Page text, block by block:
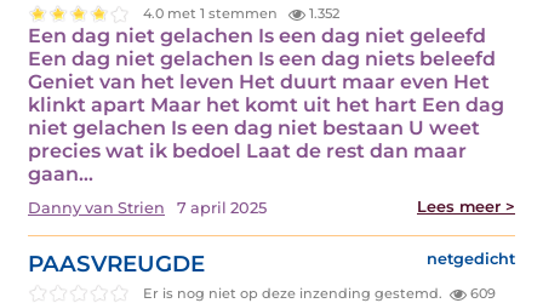
4.0 met 1 stemmen 1.352
Een dag niet gelachen Is een dag niet geleefd
Een dag niet gelachen Is een dag niets beleefd
Geniet van het leven Het duurt maar even Het
klinkt apart Maar het komt uit het hart Een dag
niet gelachen Is een dag niet bestaan U weet
precies wat ik bedoel Laat de rest dan maar
gaan…
Danny van Strien 7 april 2025 Lees meer >
PAASVREUGDE netgedicht
Er is nog niet op deze inzending gestemd. 609